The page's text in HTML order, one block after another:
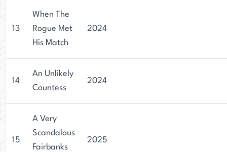
13
When The
Rogue Met
His Match
2024
14
An Unlikely
Countess
2024
15
A Very
Scandalous
Fairbanks
2025